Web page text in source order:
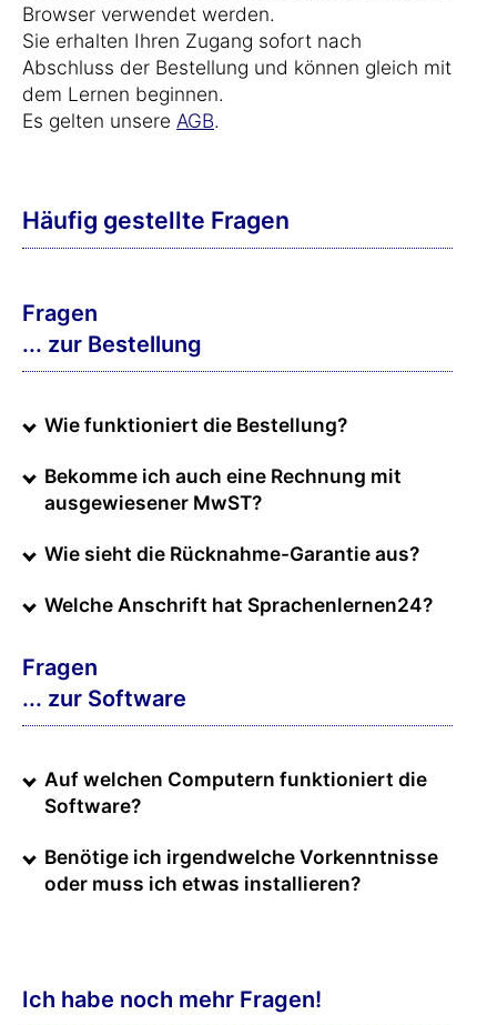
Browser verwendet werden.
Sie erhalten Ihren Zugang sofort nach
Abschluss der Bestellung und können gleich mit
dem Lernen beginnen.
Es gelten unsere AGB.
Häufig gestellte Fragen
Fragen
... zur Bestellung
Wie funktioniert die Bestellung?
Bekomme ich auch eine Rechnung mit
ausgewiesener MwST?
Wie sieht die Rücknahme-Garantie aus?
Welche Anschrift hat Sprachenlernen24?
Fragen
... zur Software
Auf welchen Computern funktioniert die
Software?
Benötige ich irgendwelche Vorkenntnisse
oder muss ich etwas installieren?
Ich habe noch mehr Fragen!